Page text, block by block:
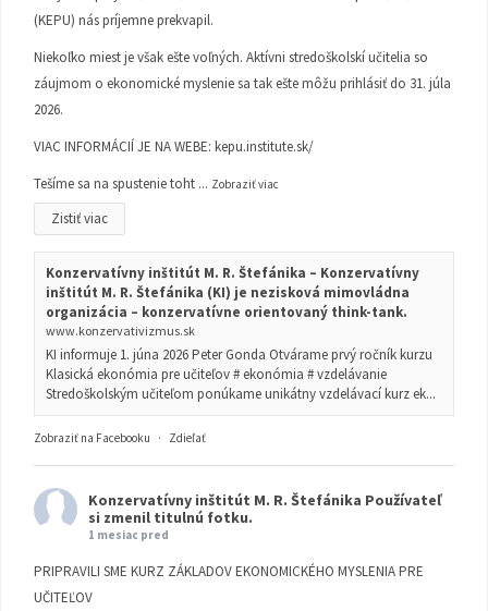
(KEPU) nás príjemne prekvapil.
Niekoľko miest je však ešte voľných. Aktívni stredoškolskí učitelia so
záujmom o ekonomické myslenie sa tak ešte môžu prihlásiť do 31. júla
2026.
VIAC INFORMÁCIÍ JE NA WEBE: kepu.institute.sk/
Tešíme sa na spustenie toht ... Zobraziť viac
Zistiť viac
Konzervatívny inštitút M. R. Štefánika – Konzervatívny
inštitút M. R. Štefánika (KI) je nezisková mimovládna
organizácia – konzervatívne orientovaný think-tank.
www.konzervativizmus.sk
KI informuje 1. júna 2026 Peter Gonda Otvárame prvý ročník kurzu
Klasická ekonómia pre učiteľov # ekonómia # vzdelávanie
Stredoškolským učiteľom ponúkame unikátny vzdelávací kurz ek...
Zobraziť na Facebooku · Zdieľať
Konzervatívny inštitút M. R. Štefánika Používateľ
si zmenil titulnú fotku.
1 mesiac pred
PRIPRAVILI SME KURZ ZÁKLADOV EKONOMICKÉHO MYSLENIA PRE
UČITEĽOV